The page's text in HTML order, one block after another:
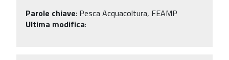
Parole chiave: Pesca Acquacoltura, FEAMP
Ultima modifica: